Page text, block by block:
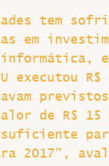
tem
em
executou
de R$ 15
2017”,